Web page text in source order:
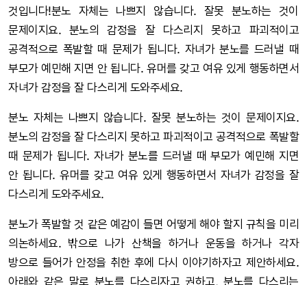
것입니다!분노 자체는 나쁘지 않습니다. 잘못 분노하는 것이
문제이지요. 분노의 감정을 잘 다스리지 못하고 파괴적이고
공격적으로 폭발할 때 문제가 됩니다. 자녀가 분노를 드러낼 때
부모가 예민해 지면 안 됩니다. 유머를 갖고 여유 있게 행동하면서
자녀가 감정을 잘 다스리게 도와주세요.
분노 자체는 나쁘지 않습니다. 잘못 분노하는 것이 문제이지요.
분노의 감정을 잘 다스리지 못하고 파괴적이고 공격적으로 폭발할
때 문제가 됩니다. 자녀가 분노를 드러낼 때 부모가 예민해 지면
안 됩니다. 유머를 갖고 여유 있게 행동하면서 자녀가 감정을 잘
다스리게 도와주세요.
분노가 폭발할 것 같은 예감이 들면 어떻게 해야 할지 규칙을 미리
의논하세요. 밖으로 나가 산책을 하거나 운동을 하거나 각자
방으로 들어가 안정을 취한 후에 다시 이야기하자고 제안하세요.
아래와 같은 말로 분노를 다스리자고 권하고, 분노를 다스리는